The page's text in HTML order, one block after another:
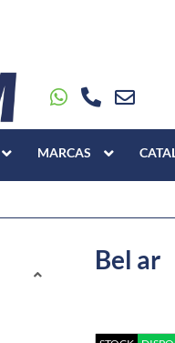
MARCAS
Bel ar